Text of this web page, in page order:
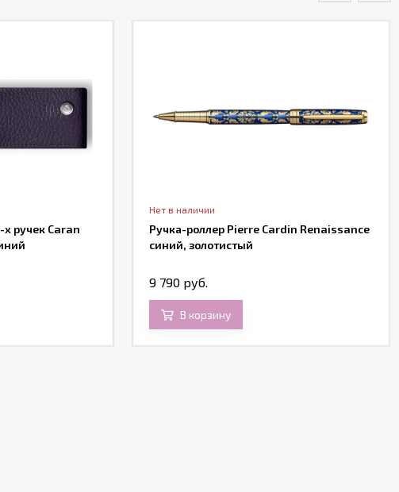
ручек Caran
Нет в наличии
Ручка-роллер Pierre Cardin Renaissance
синий, золотистый
9 790 руб.
В корзину